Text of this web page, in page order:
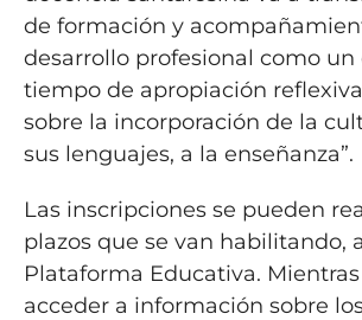
de formación y
desarrollo profesional como un
tiempo de apropiación
sobre la incorporación de la
sus lenguajes, a la enseñanza”.
Las inscripciones se pueden
plazos que se van habilitando,
Plataforma Educativa.
acceder a información sobre